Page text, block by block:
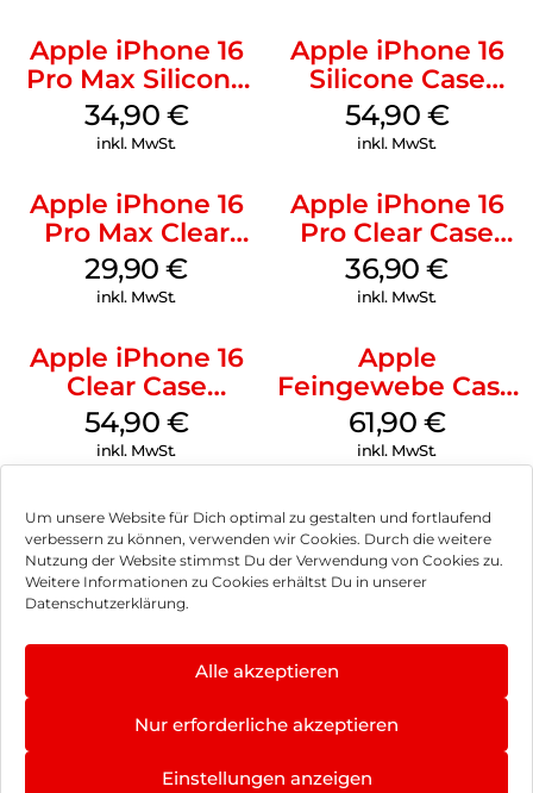
Um unsere Website für Dich optimal zu gestalten und fortlaufend
verbessern zu können, verwenden wir Cookies. Durch die weitere
Nutzung der Website stimmst Du der Verwendung von Cookies zu.
Weitere Informationen zu Cookies erhältst Du in unserer
Datenschutzerklärung.
Alle akzeptieren
Nur erforderliche akzeptieren
Einstellungen anzeigen
Apple iPhone 16
Pro Max Silicone
Case MagSafe
Denim
34,90 €
inkl. MwSt.
Apple iPhone 16
Silicone Case
MagSafe Lake
Green
54,90 €
inkl. MwSt.
Apple iPhone 16
Pro Max Clear
Case MagSafe
Transparent
29,90€
inkl. MwSt.
Apple iPhone 16
Pro Clear Case
MagSafe
Transparent
36,90€
inkl. MwSt.
Apple iPhone 16
Clear Case
MagSafe
Transparent
54,90 €
inkl. MwSt.
Apple
Feingewebe Case
iPhone 15 Pro
MagSafe Schwarz
61,90 €
inkl. MwSt.
Impressum
Hinweis zur Batterieentsorgung